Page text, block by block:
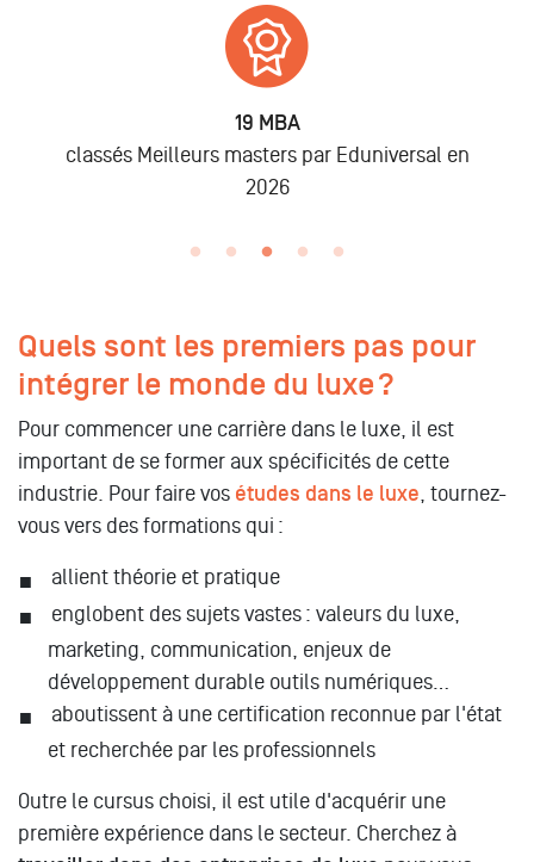
19 MBA
classés Meilleurs masters par Eduniversal en
2026
Quels sont les premiers pas pour
intégrer le monde du luxe ?
Pour commencer une carrière dans le luxe, il est
important de se former aux spécificités de cette
industrie. Pour faire vos études dans le luxe, tournez-
vous vers des formations qui :
allient théorie et pratique
englobent des sujets vastes : valeurs du luxe,
marketing, communication, enjeux de
développement durable outils numériques…
aboutissent à une certification reconnue par l'état
et recherchée par les professionnels
Outre le cursus choisi, il est utile d'acquérir une
première expérience dans le secteur. Cherchez à